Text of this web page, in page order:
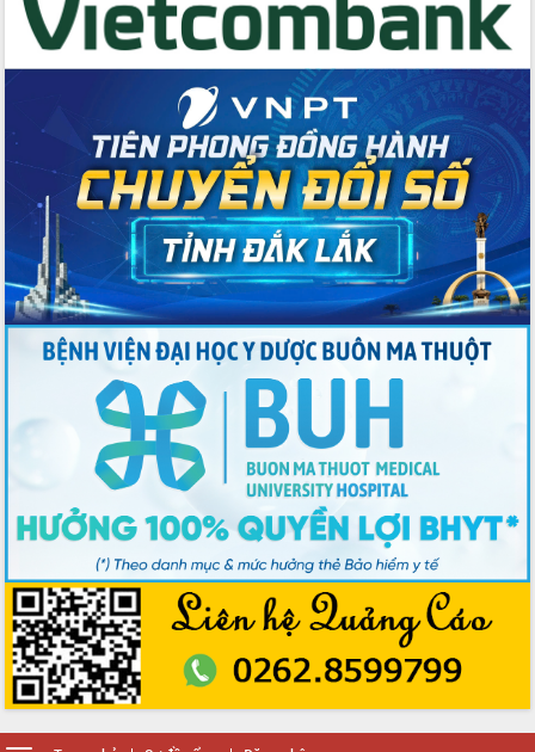
Chuyển đổi số thư viện: Mở rộng
không gian tri thức trong thời đại số
Đánh giá, rút kinh nghiệm công tác tổ
chức diễn tập trước ngày bầu cử
Chương trình “Gặp gỡ hữu nghị –
Friendship Meeting New Year 2026”
Bầu cử Quốc hội và HĐND: Cử tri Đắk
Lắk gửi gắm niềm tin, kỳ vọng vào lá
phiếu
Đắk Lắk sẵn sàng các điều kiện cho
Ngày hội bầu cử đại biểu Quốc hội
khóa XVI và HĐND các cấp nhiệm kỳ
2026-2031
Đảm bảo cuộc bầu cử đại biểu Quốc
hội và đại biểu HĐND các cấp diễn ra
an toàn, hiệu quả, đúng quy định
Thủ tướng Chính phủ Phạm Minh Chính
kiểm tra, chỉ đạo hoàn thành các dự
án cao tốc và thăm khu tái định cư tại
Sôi nổi Hội đua ngựa truyền thống Gò
Thì Thùng mừng Xuân Bính Ngọ 2026
Lãnh đạo tỉnh dâng hương tưởng niệm
tại Đập Đồng Cam đầu Xuân Bính Ngọ
Ngành nông nghiệp phấn đấu tăng
trưởng đạt 5,86% trong năm 2026
UBND tỉnh Đắk Lắk triển khai công tác